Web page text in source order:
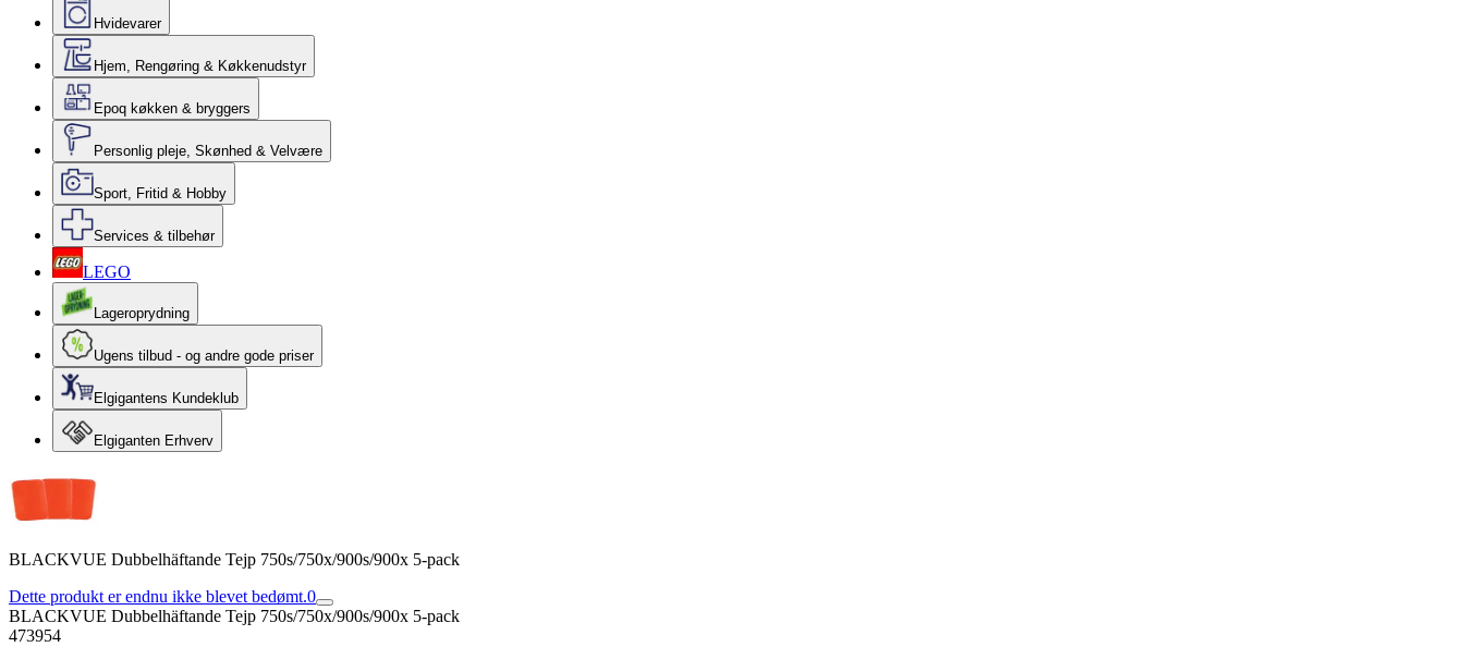
Hvidevarer
Hjem, Rengøring & Køkkenudstyr
Epoq køkken & bryggers
Personlig pleje, Skønhed & Velvære
Sport, Fritid & Hobby
Services & tilbehør
LEGO
Lageroprydning
Ugens tilbud - og andre gode priser
Elgigantens Kundeklub
Elgiganten Erhverv
BLACKVUE Dubbelhäftande Tejp 750s/750x/900s/900x 5-pack
Dette produkt er endnu ikke blevet bedømt.0
BLACKVUE Dubbelhäftande Tejp 750s/750x/900s/900x 5-pack
473954